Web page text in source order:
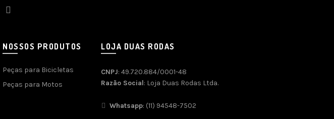
NOSSOS PRODUTOS
Peças para Bicicletas
Peças para Motos
LOJA DUAS RODAS
CNPJ: 49.720.884/0001-48
Razão Social: Loja Duas Rodas Ltda.
Whatsapp: (11) 94548-7502